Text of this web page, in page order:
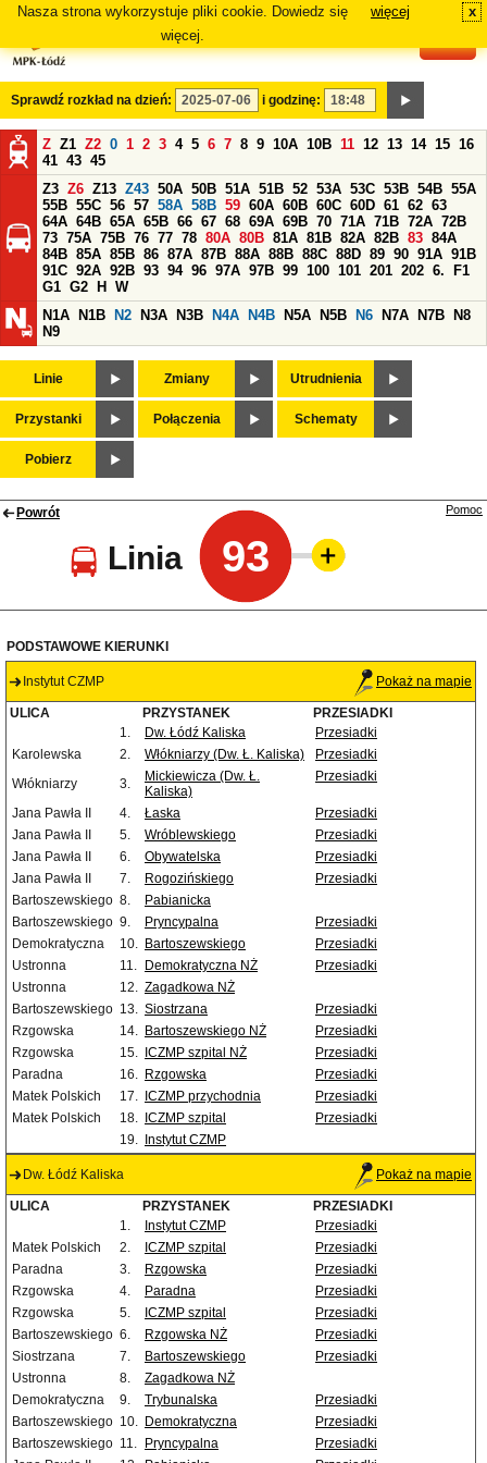
Nasza strona wykorzystuje pliki cookie. Dowiedz się
więcej.
więcej x
Sprawdź rozkład na dzień: i godzinę:
Z Z1 Z2 0 1 2 3 4 5 6 7 8 9 10A 10B 11 12 13 14 15 16
41 43 45
Z3 Z6 Z13 Z43 50A 50B 51A 51B 52 53A 53C 53B 54B 55A
55B 55C 56 57 58A 58B 59 60A 60B 60C 60D 61 62 63
64A 64B 65A 65B 66 67 68 69A 69B 70 71A 71B 72A 72B
73 75A 75B 76 77 78 80A 80B 81A 81B 82A 82B 83 84A
84B 85A 85B 86 87A 87B 88A 88B 88C 88D 89 90 91A 91B
91C 92A 92B 93 94 96 97A 97B 99 100 101 201 202 6.
F1
G1 G2 H
W
N1A
N1B N2 N3A N3B N4A N4B N5A N5B N6 N7A N7B
N8
N9
Linie Zmiany Utrudnienia
Przystanki Połączenia Schematy
Pobierz
Powrót
Linia 93
Pomoc
PODSTAWOWE KIERUNKI
Instytut CZMP Pokaż na mapie
ULICA PRZYSTANEK
PRZESIADKI
1.
Dw. Łódź Kaliska
Przesiadki
Karolewska
2. Włókniarzy (Dw. Ł. Kaliska)
Przesiadki
Włókniarzy
3.
Mickiewicza (Dw. Ł.
Kaliska)
Przesiadki
Jana Pawła II 4. Łaska
Przesiadki
Jana Pawła II
5. Wróblewskiego
Przesiadki
Jana Pawła II
6. Obywatelska
Przesiadki
Jana Pawła II
7. Rogozińskiego
Przesiadki
Bartoszewskiego 8.
Pabianicka
Bartoszewskiego 9. Pryncypalna
Przesiadki
Demokratyczna
10. Bartoszewskiego
Przesiadki
Ustronna
11. Demokratyczna NŻ
Przesiadki
Ustronna
12. Zagadkowa NŻ
Bartoszewskiego 13. Siostrzana
Przesiadki
Rzgowska
14. Bartoszewskiego NŻ
Przesiadki
Rzgowska
15. ICZMP szpital NŻ
Przesiadki
Paradna
16. Rzgowska
Przesiadki
Matek Polskich
17. ICZMP przychodnia
Przesiadki
Matek Polskich
18. ICZMP szpital
Przesiadki
19.
Instytut CZMP
Dw. Łódź Kaliska Pokaż na mapie
ULICA PRZYSTANEK
PRZESIADKI
1.
Instytut CZMP
Przesiadki
Matek Polskich
2. ICZMP szpital
Przesiadki
Paradna
3. Rzgowska
Przesiadki
Rzgowska
4. Paradna
Przesiadki
Rzgowska
5. ICZMP szpital
Przesiadki
Bartoszewskiego 6. Rzgowska NŻ
Przesiadki
Siostrzana
7. Bartoszewskiego
Przesiadki
Ustronna
8.
Zagadkowa NŻ
Demokratyczna
9. Trybunalska
Przesiadki
Bartoszewskiego 10. Demokratyczna
Przesiadki
Bartoszewskiego 11. Pryncypalna
Przesiadki